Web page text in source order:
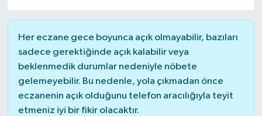
Her eczane gece boyunca açık olmayabilir, bazıları
sadece gerektiğinde açık kalabilir veya
beklenmedik durumlar nedeniyle nöbete
gelemeyebilir. Bu nedenle, yola çıkmadan önce
eczanenin açık olduğunu telefon aracılığıyla teyit
etmeniz iyi bir fikir olacaktır.